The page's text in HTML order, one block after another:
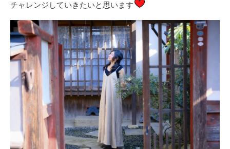
チャレンジしていきたいと思います